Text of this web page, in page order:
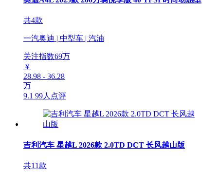
共4款
一汽奥迪 | 中型车 | 汽油
关注指数69万
￥
28.98 - 36.28
万
9.1 99人点评
吉利汽车 星越L 2026款 2.0TD DCT 长风越山版
共11款